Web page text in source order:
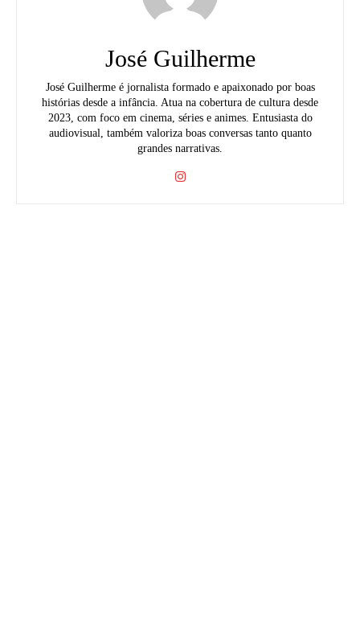
José Guilherme
José Guilherme é jornalista formado e apaixonado por boas
histórias desde a infância. Atua na cobertura de cultura desde
2023, com foco em cinema, séries e animes. Entusiasta do
audiovisual, também valoriza boas conversas tanto quanto
grandes narrativas.